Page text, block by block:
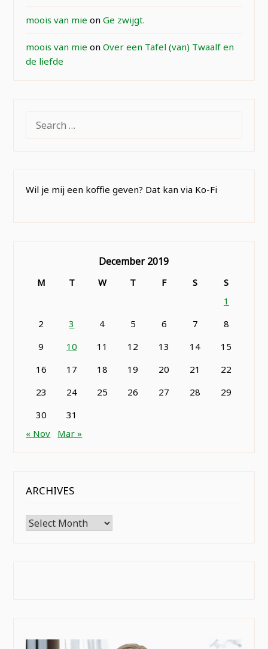
moois van mie onGe zwijgt.
moois van mie onOver een Tafel (van) Twaalf en
de liefde
FOR:
Wil je mij een koffie geven? Dat kan via Ko-Fi
December 2019
M T W T F S
S
1
2
3 4 5 6 7
8
9
10 11 12 13 14
15
16
17 18 19 20 21
22
23
24 25 26 27 28
29
30
31
« Nov
Mar »
ARCHIVES
Archives